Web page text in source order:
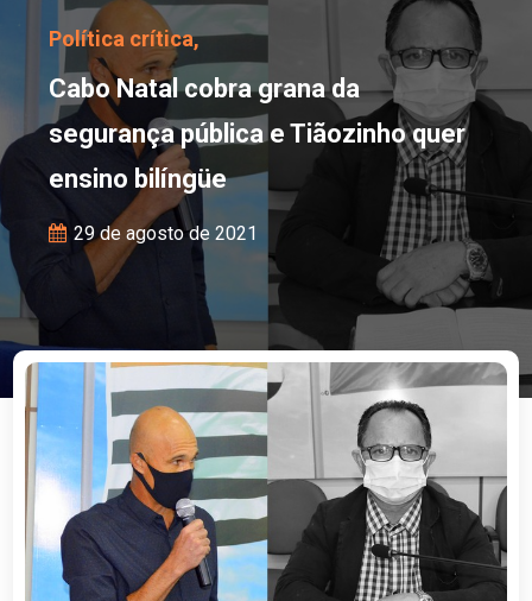
Política crítica,
Cabo Natal cobra grana da
segurança pública e Tiãozinho quer
ensino bilíngüe
29 de agosto de 2021